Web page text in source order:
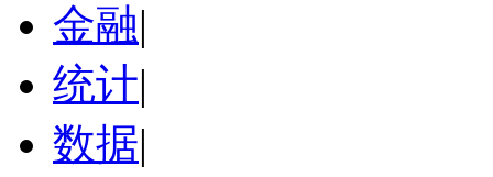
金融|
统计|
数据|